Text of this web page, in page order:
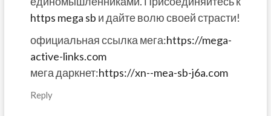
https mega sb и дайте волю своей страсти!
официальная ссылка мега:https://mega-
active-links.com
мега даркнет:https://xn--mea-sb-j6a.com
Reply